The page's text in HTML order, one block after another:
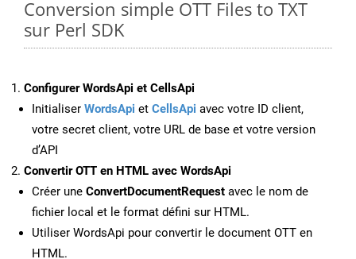
Conversion simple OTT Files to TXT
sur Perl SDK
Configurer WordsApi et CellsApi
Initialiser WordsApi et CellsApi avec votre ID client,
votre secret client, votre URL de base et votre version
d’API
Convertir OTT en HTML avec WordsApi
Créer une ConvertDocumentRequest avec le nom de
fichier local et le format défini sur HTML.
Utiliser WordsApi pour convertir le document OTT en
HTML.